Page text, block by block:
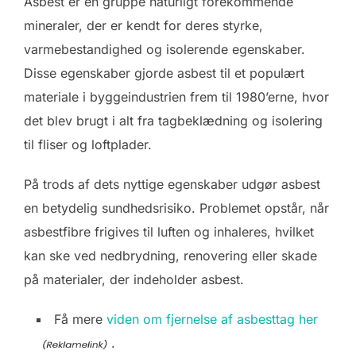
mineraler, der er kendt for deres styrke,
varmebestandighed og isolerende egenskaber.
Disse egenskaber gjorde asbest til et populært
materiale i byggeindustrien frem til 1980’erne, hvor
det blev brugt i alt fra tagbeklædning og isolering
til fliser og loftplader.
På trods af dets nyttige egenskaber udgør asbest
en betydelig sundhedsrisiko. Problemet opstår, når
asbestfibre frigives til luften og inhaleres, hvilket
kan ske ved nedbrydning, renovering eller skade
på materialer, der indeholder asbest.
Få mere viden om fjernelse af asbesttag her
.